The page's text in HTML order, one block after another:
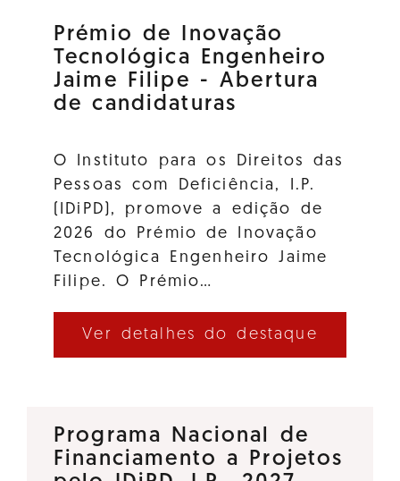
Prémio de Inovação
Tecnológica Engenheiro
Jaime Filipe - Abertura
de candidaturas
O Instituto para os Direitos das
Pessoas com Deficiência, I.P.
(IDiPD), promove a edição de
2026 do Prémio de Inovação
Tecnológica Engenheiro Jaime
Filipe. O Prémio…
Ver detalhes do destaque
Programa Nacional de
Financiamento a Projetos